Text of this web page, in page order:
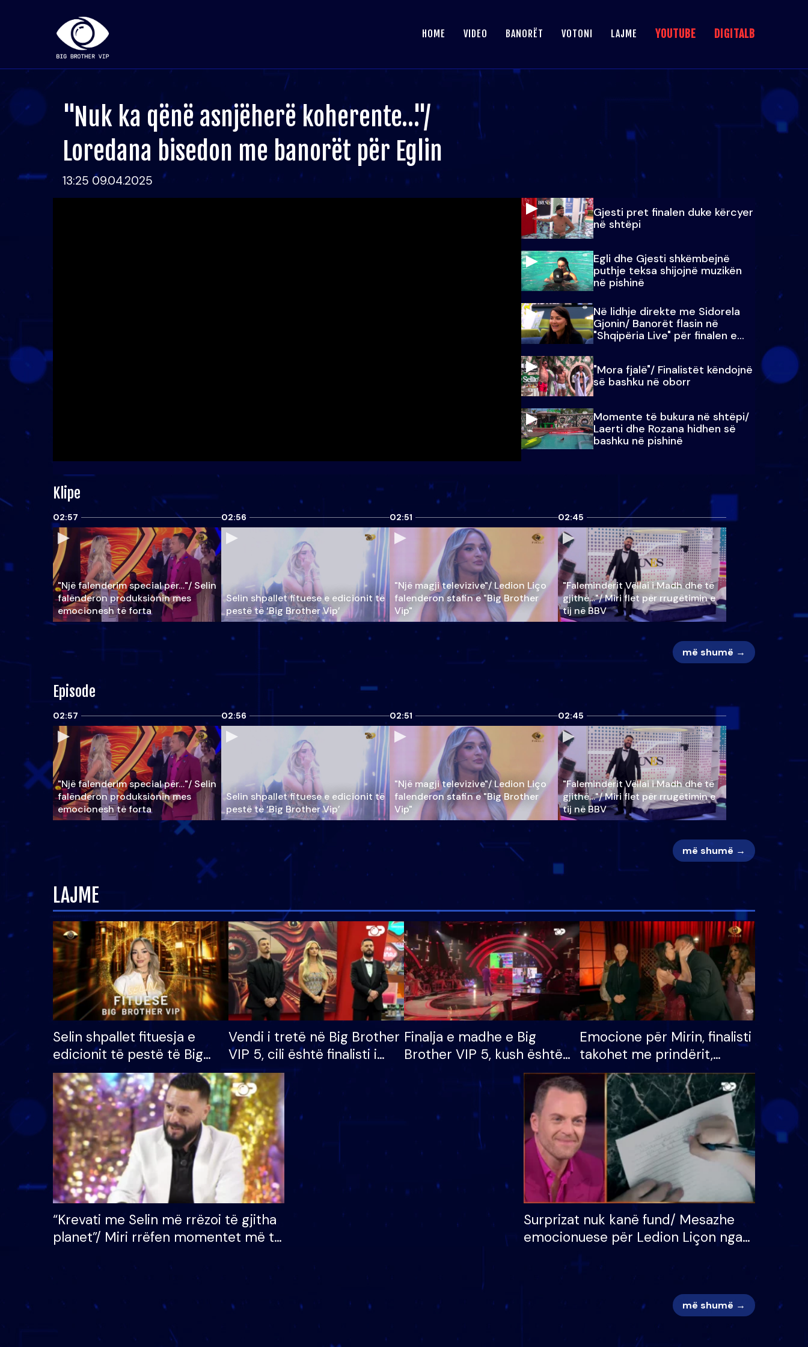
HOME VIDEO BANORËT VOTONI LAJME YOUTUBE DIGITALB
"Nuk ka qënë asnjëherë koherente…"/
Loredana bisedon me banorët për Eglin
13:25 09.04.2025
Gjesti pret finalen duke kërcyer
në shtëpi
Egli dhe Gjesti shkëmbejnë
puthje teksa shijojnë muzikën
në pishinë
Në lidhje direkte me Sidorela
Gjonin/ Banorët flasin në
"Shqipëria Live" për finalen e
madhe
"Mora fjalë"/ Finalistët këndojnë
së bashku në oborr
Momente të bukura në shtëpi/
Laerti dhe Rozana hidhen së
bashku në pishinë
Klipe
02:57
"Një falenderim special për…"/ Selin
falënderon produksionin mes
emocionesh të forta
02:56
Selin shpallet fituese e edicionit të
pestë të ‘Big Brother Vip’
02:51
"Një magji televizive"/ Ledion Liço
falenderon stafin e "Big Brother
Vip"
02:45
"Faleminderit Vëllai i Madh dhe të
gjithë…"/ Miri flet për rrugëtimin e
tij në BBV
më shumë →
Episode
02:57
"Një falenderim special për…"/ Selin
falënderon produksionin mes
emocionesh të forta
02:56
Selin shpallet fituese e edicionit të
pestë të ‘Big Brother Vip’
02:51
"Një magji televizive"/ Ledion Liço
falenderon stafin e "Big Brother
Vip"
02:45
"Faleminderit Vëllai i Madh dhe të
gjithë…"/ Miri flet për rrugëtimin e
tij në BBV
më shumë →
LAJME
Selin shpallet fituesja e
edicionit të pestë të Big
Brother VIP, rrëmben
çmimin e madh prej 100
mijë eurosh
Vendi i tretë në Big Brother
VIP 5, cili është finalisti i
radhës që lë shtëpinë
Finalja e madhe e Big
Brother VIP 5, kush është
banori i parë që lë shtëpinë
dhe humb mundësinë për
të fituar çmimin e madh
Emocione për Mirin, finalisti
takohet me prindërit,
vajzën dhe bashkëshorten:
S’kemi ndonjë letër divorci
apo jo?
“Krevati me Selin më rrëzoi të gjitha
planet”/ Miri rrëfen momentet më të
mungojë zilja e mëngjesit kur…
Surprizat nuk kanë fund/ Mesazhe
emocionuese për Ledion Liçon nga
më shumë →